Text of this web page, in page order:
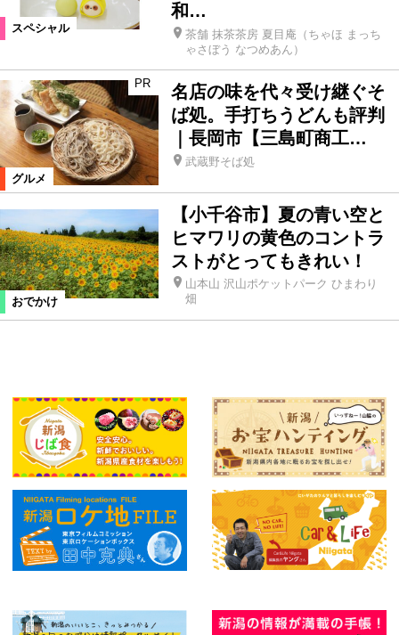
スペシャル
和…
茶舗 抹茶茶房 夏目庵（ちゃほ まっち
ゃさぼう なつめあん）
グルメ
PR
名店の味を代々受け継ぐそ
ば処。手打ちうどんも評判
｜長岡市【三島町商工…
武蔵野そば処
おでかけ
【小千谷市】夏の青い空と
ヒマワリの黄色のコントラ
ストがとってもきれい！
山本山 沢山ポケットパーク ひまわり
畑